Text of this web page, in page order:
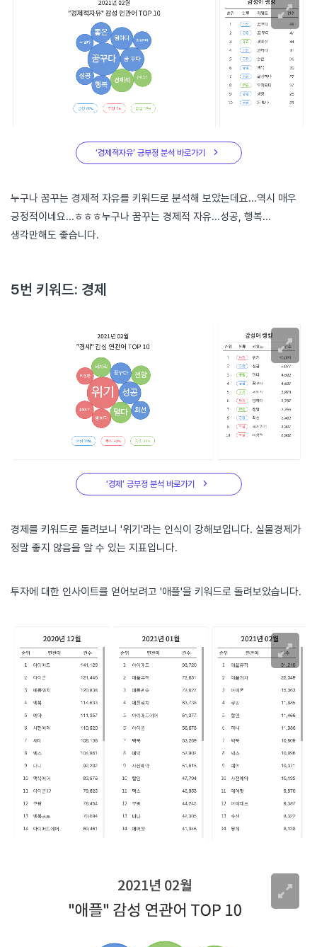
‘경제적자유’ 긍부정 분석 바로가기
누구나 꿈꾸는 경제적 자유를 키워드로 분석해 보았는데요...역시 매우
긍정적이네요...ㅎㅎㅎ누구나 꿈꾸는 경제적 자유...성공, 행복...
생각만해도 좋습니다.
5번 키워드: 경제
‘경제’ 긍부정 분석 바로가기
경제를 키워드로 돌려보니 '위기'라는 인식이 강해보입니다. 실물경제가
정말 좋지 않음을 알 수 있는 지표입니다.
투자에 대한 인사이트를 얻어보려고 '애플'을 키워드로 돌려보았습니다.